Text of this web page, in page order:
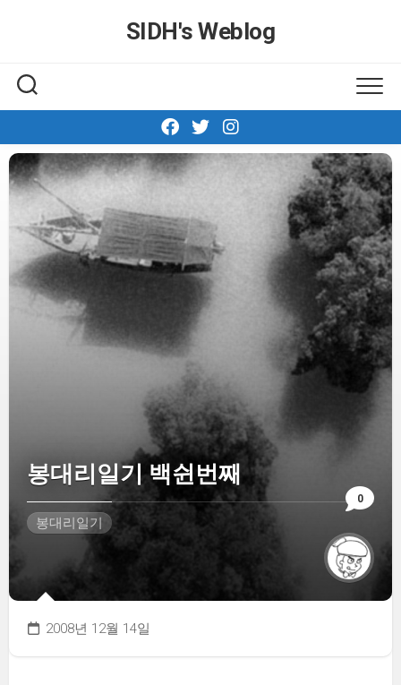
SIDH′s Weblog
0
봉대리일기 백쉰번째
봉대리일기
2008년 12월 14일